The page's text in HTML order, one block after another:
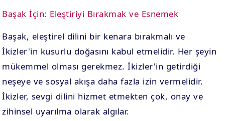
Başak İçin: Eleştiriyi Bırakmak ve Esnemek
Başak, eleştirel dilini bir kenara bırakmalı ve
İkizler'in kusurlu doğasını kabul etmelidir. Her şeyin
mükemmel olması gerekmez. İkizler'in getirdiği
neşeye ve sosyal akışa daha fazla izin vermelidir.
İkizler, sevgi dilini hizmet etmekten çok, onay ve
zihinsel uyarılma olarak algılar.